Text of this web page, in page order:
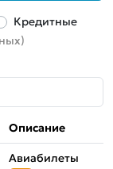
Кредитные
Описание
Авиабилеты